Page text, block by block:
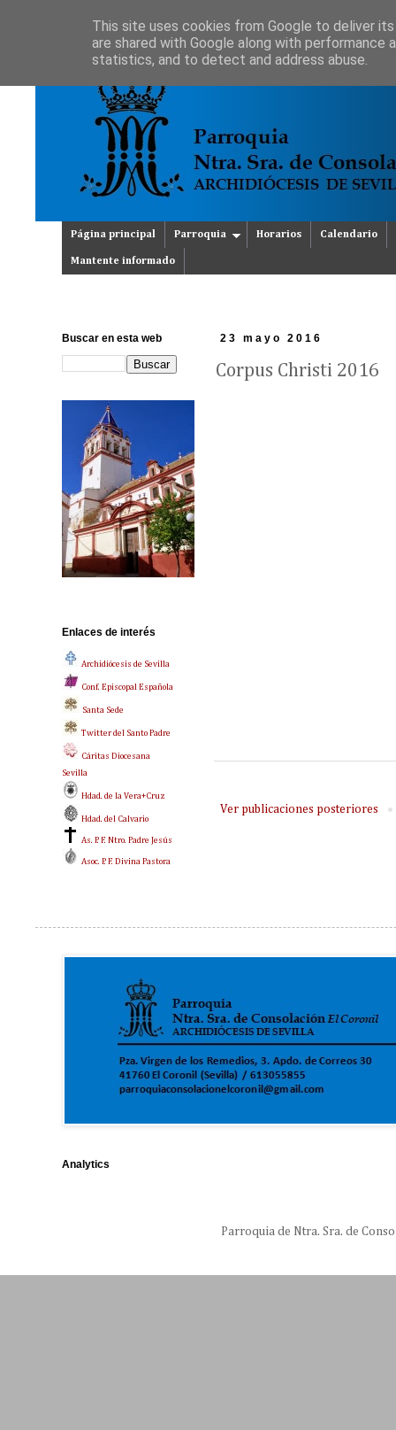
Página principal Parroquia Horarios Calendario
Mantente informado
23 mayo 2016
Corpus Christi 2016
Ver publicaciones posteriores
Buscar en esta web
Enlaces de interés
Archidiócesis de Sevilla
Conf. Episcopal Española
Santa Sede
Twitter del Santo Padre
Cáritas Diocesana
Sevilla
Hdad. de la Vera+Cruz
Hdad. del Calvario
As. P. F. Ntro. Padre Jesús
Asoc. P. F. Divina Pastora
Analytics
Parroquia de Ntra. Sra. de
This site uses cookies from Google to deliver
are shared with Google along with
statistics, and to detect and address abuse.